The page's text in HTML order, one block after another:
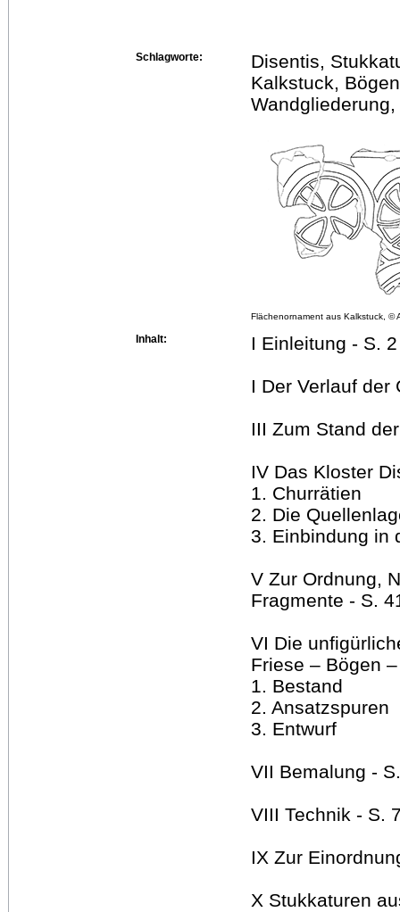
Schlagworte:
Disentis,
Kalkstuck,
Flächenornament aus Kalkstuck, ©
Inhalt: I Einleitung - S. 2
I Der Verlauf der
III Zum Stand
IV Das Kloster
1. Churrätien
2. Die
3. Einbindung in
V Zur Ordnung,
Fragmente - S.
VI Die
Friese – Bögen
1. Bestand
2. Ansatzspuren
3. Entwurf
VII Bemalung -
VIII Technik - S.
IX Zur
X Stukkaturen